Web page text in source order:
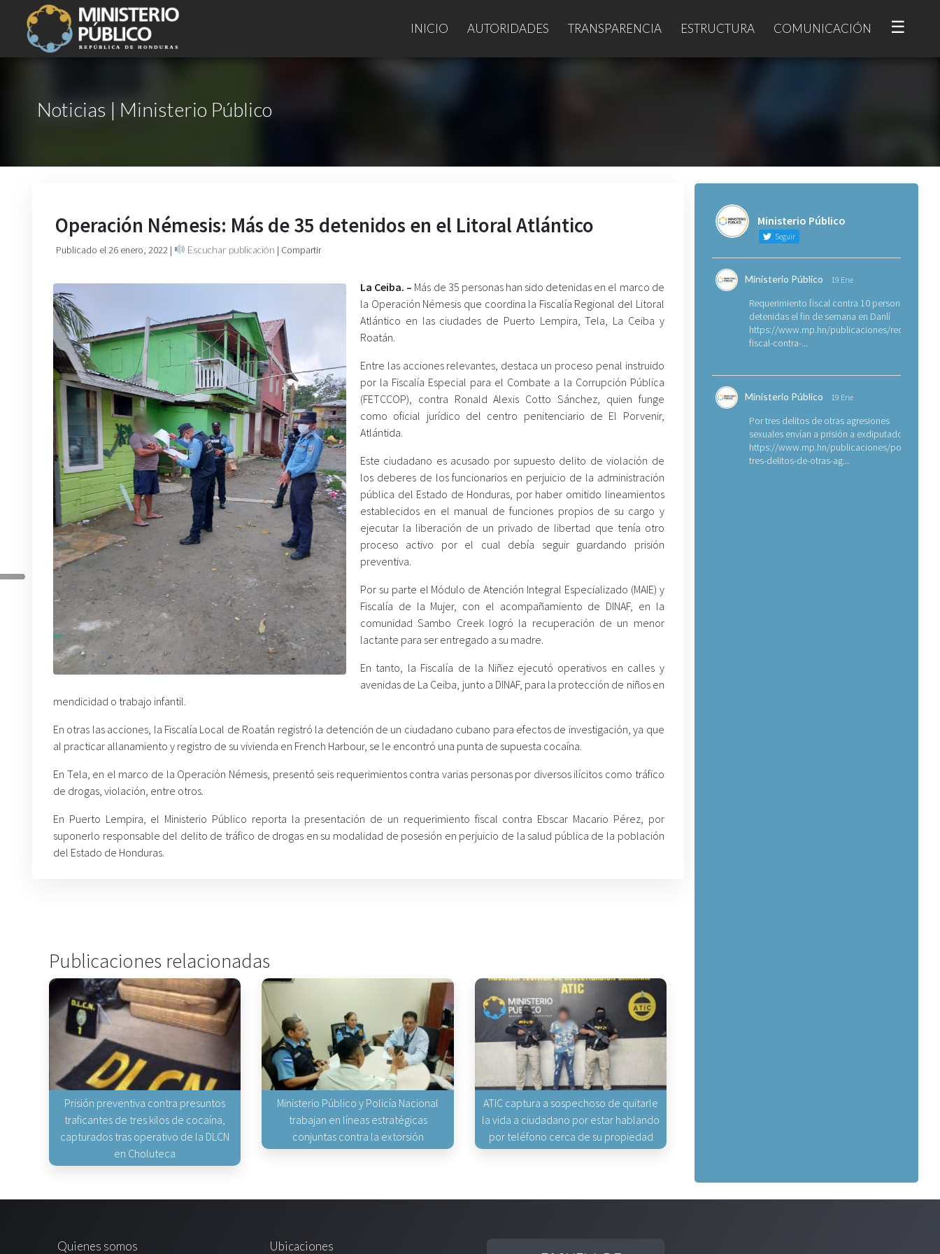
INICIO AUTORIDADES TRANSPARENCIA ESTRUCTURA COMUNICACIÓN ☰
Noticias | Ministerio Público
Operación Némesis: Más de 35 detenidos en el Litoral Atlántico
Publicado el 26 enero, 2022 | Escuchar publicación | Compartir
La Ceiba. – Más de 35 personas han sido detenidas en el marco de
la Operación Némesis que coordina la Fiscalía Regional del Litoral
Atlántico en las ciudades de Puerto Lempira, Tela, La Ceiba y
Roatán.
Entre las acciones relevantes, destaca un proceso penal instruido
por la Fiscalía Especial para el Combate a la Corrupción Pública
(FETCCOP), contra Ronald Alexis Cotto Sánchez, quien funge
como oficial jurídico del centro penitenciario de El Porvenir,
Atlántida.
Este ciudadano es acusado por supuesto delito de violación de
los deberes de los funcionarios en perjuicio de la administración
pública del Estado de Honduras, por haber omitido lineamientos
establecidos en el manual de funciones propios de su cargo y
ejecutar la liberación de un privado de libertad que tenía otro
proceso activo por el cual debía seguir guardando prisión
preventiva.
Por su parte el Módulo de Atención Integral Especializado (MAIE) y
Fiscalía de la Mujer, con el acompañamiento de DINAF, en la
comunidad Sambo Creek logró la recuperación de un menor
lactante para ser entregado a su madre.
En tanto, la Fiscalía de la Niñez ejecutó operativos en calles y
avenidas de La Ceiba, junto a DINAF, para la protección de niños en
mendicidad o trabajo infantil.
En otras las acciones, la Fiscalía Local de Roatán registró la detención de un ciudadano cubano para efectos de investigación, ya que
al practicar allanamiento y registro de su vivienda en French Harbour, se le encontró una punta de supuesta cocaína.
En Tela, en el marco de la Operación Némesis, presentó seis requerimientos contra varias personas por diversos ilícitos como tráfico
de drogas, violación, entre otros.
En Puerto Lempira, el Ministerio Público reporta la presentación de un requerimiento fiscal contra Ebscar Macario Pérez, por
suponerlo responsable del delito de tráfico de drogas en su modalidad de posesión en perjuicio de la salud pública de la población
del Estado de Honduras.
Publicaciones relacionadas
Prisión preventiva contra presuntos
traficantes de tres kilos de cocaína,
capturados tras operativo de la DLCN
en Choluteca
Ministerio Público y Policía Nacional
trabajan en líneas estratégicas
conjuntas contra la extorsión
ATIC captura a sospechoso de quitarle
la vida a ciudadano por estar hablando
por teléfono cerca de su propiedad
Ministerio Público
Seguir
Ministerio Público 19 Ene
Requerimiento fiscal contra 10 personas
detenidas el fin de semana en Danlí
https://www.mp.hn/publicaciones/
fiscal-contra-...
Ministerio Público 19 Ene
Por tres delitos de otras agresiones
sexuales envían a prisión a exdiputado
https://www.mp.hn/publicaciones/por-
tres-delitos-de-otras-ag...
Quienes somos Ubicaciones